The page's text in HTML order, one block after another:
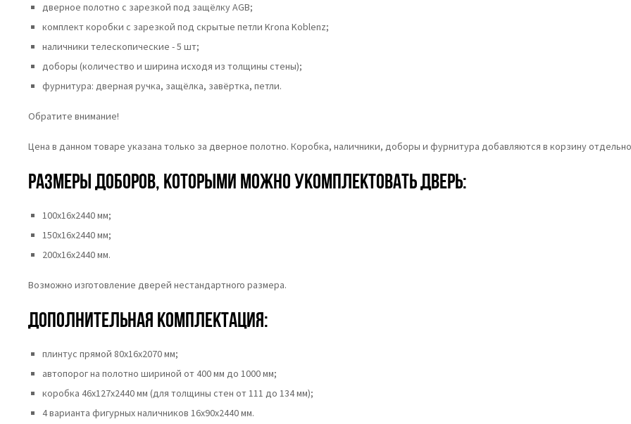
дверное полотно с зарезкой под защёлку AGB;
комплект коробки с зарезкой под скрытые петли Krona Koblenz;
наличники телескопические - 5 шт;
доборы (количество и ширина исходя из толщины стены);
фурнитура: дверная ручка, защёлка, завёртка, петли.
Обратите внимание!
Цена в данном товаре указана только за дверное полотно. Коробка, наличники, доборы и фурнитура добавляются в корзину
Размеры доборов, которыми можно укомплектовать дверь:
100х16х2440 мм;
150х16х2440 мм;
200х16х2440 мм.
Возможно изготовление дверей нестандартного размера.
Дополнительная комплектация:
плинтус прямой 80х16х2070 мм;
автопорог на полотно шириной от 400 мм до 1000 мм;
коробка 46x127x2440 мм (для толщины стен от 111 до 134 мм);
4 варианта фигурных наличников 16х90х2440 мм.